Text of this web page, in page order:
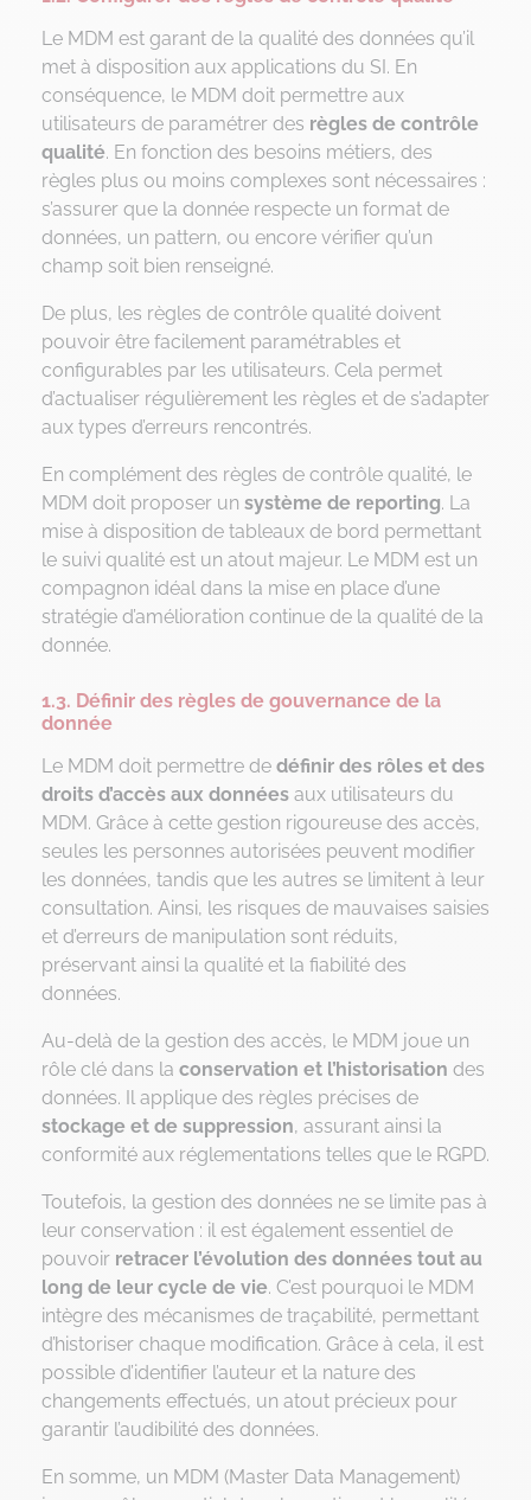
Le MDM est garant de la qualité des données qu’il
met à disposition aux applications du SI. En
conséquence, le MDM doit permettre aux
utilisateurs de paramétrer des règles de contrôle
qualité. En fonction des besoins métiers, des
règles plus ou moins complexes sont nécessaires :
s’assurer que la donnée respecte un format de
données, un pattern, ou encore vérifier qu’un
champ soit bien renseigné.
De plus, les règles de contrôle qualité doivent
pouvoir être facilement paramétrables et
configurables par les utilisateurs. Cela permet
d’actualiser régulièrement les règles et de s’adapter
aux types d’erreurs rencontrés.
En complément des règles de contrôle qualité, le
MDM doit proposer un système de reporting. La
mise à disposition de tableaux de bord permettant
le suivi qualité est un atout majeur. Le MDM est un
compagnon idéal dans la mise en place d’une
stratégie d’amélioration continue de la qualité de la
donnée.
1.3. Définir des règles de gouvernance de la
donnée
Le MDM doit permettre de définir des rôles et des
droits d’accès aux données aux utilisateurs du
MDM. Grâce à cette gestion rigoureuse des accès,
seules les personnes autorisées peuvent modifier
les données, tandis que les autres se limitent à leur
consultation. Ainsi, les risques de mauvaises saisies
et d’erreurs de manipulation sont réduits,
préservant ainsi la qualité et la fiabilité des
données.
Au-delà de la gestion des accès, le MDM joue un
rôle clé dans la conservation et l’historisation des
données. Il applique des règles précises de
stockage et de suppression, assurant ainsi la
conformité aux réglementations telles que le RGPD.
Toutefois, la gestion des données ne se limite pas à
leur conservation : il est également essentiel de
pouvoir retracer l’évolution des données tout au
long de leur cycle de vie. C’est pourquoi le MDM
intègre des mécanismes de traçabilité, permettant
d’historiser chaque modification. Grâce à cela, il est
possible d’identifier l’auteur et la nature des
changements effectués, un atout précieux pour
garantir l’audibilité des données.
En somme, un MDM (Master Data Management)